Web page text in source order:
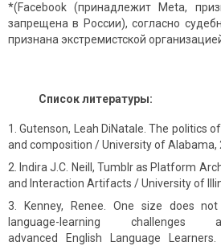
*(Facebook(принадлежит Meta,
запрещена в России), согласно
признана экстремистской
Список литературы:
Gutenson, Leah DiNatale. The politics
and composition / University of Alabama,
Indira J.C. Neill, Tumblr as Platform
and Interaction Artifacts / University of
Kenney, Renee. One size does
language-learning
advanced English Language